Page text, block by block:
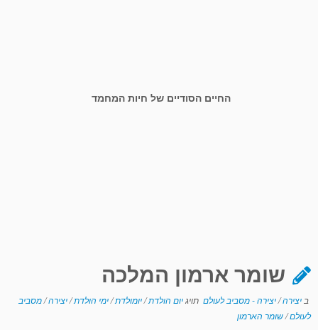
החיים הסודיים של חיות המחמד
שומר ארמון המלכה
ב יצירה/יצירה - מסביב לעולם תויגיום הולדת/יומולדת/ימי הולדת/יצירה/מסביב
לעולם/שומר הארמון